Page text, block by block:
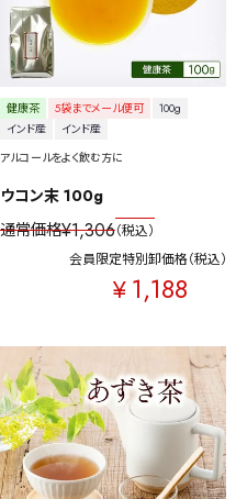
健康茶 5袋までメール便可
100g
インド産
インド産
アルコールをよく飲む方に
ウコン末 100g
通常価格¥1,306 税込
会員限定特別卸価格
¥1,188
税込